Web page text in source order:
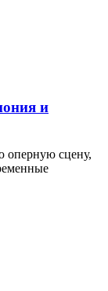
и
оперную сцену,